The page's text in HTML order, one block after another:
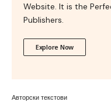
Website. It is the
Publishers.
Explore Now
Авторски текстови